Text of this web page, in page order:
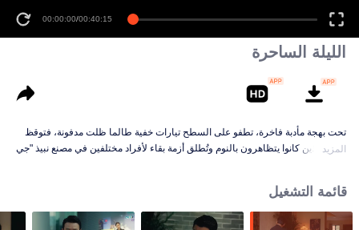
00:00:00/00:40:15
الليلة الساحرة
تحت بهجة مأدبة فاخرة، تطفو على السطح تيارات خفية طالما ظلت مدفونة، فتوقظ
أولئك الذين كانوا يتظاهرون بالنوم وتُطلق أزمة بقاء لأفراد مختلفين في مصنع نبيذ "جي
تعقيد الطبيعة البشرية وقسوة الواقع. من خلال قصصهم، يبرز موضوع مشترك: كيف
تبقى متفائلًا وتنجو في عالم مليء بعدم اليقين والخوف.
المزيد
قائمة التشغيل